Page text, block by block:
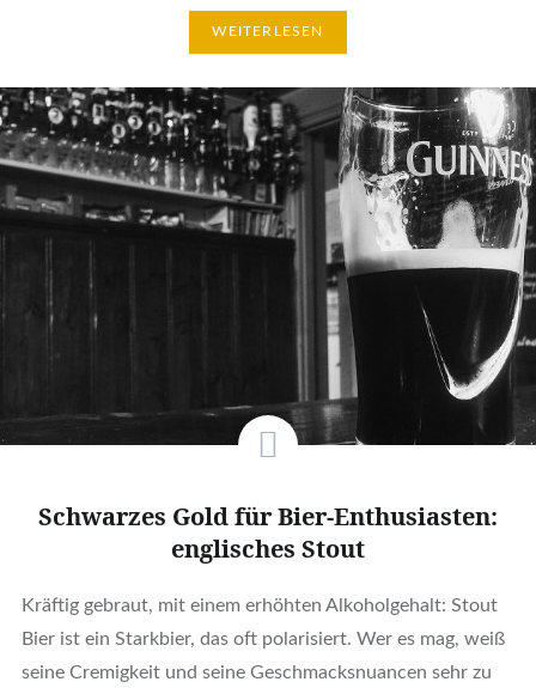
WEITERLESEN
Schwarzes Gold für Bier-Enthusiasten:
englisches Stout
Kräftig gebraut, mit einem erhöhten Alkoholgehalt: Stout
Bier ist ein Starkbier, das oft polarisiert. Wer es mag, weiß
seine Cremigkeit und seine Geschmacksnuancen sehr zu